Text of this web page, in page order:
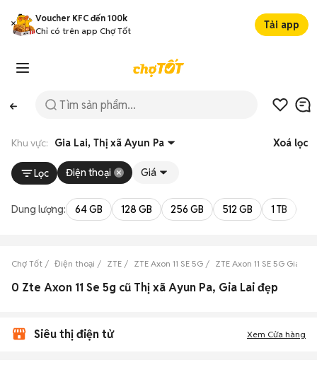
Voucher KFC đến 100k
Chỉ có trên app Chợ Tốt
Tải app
Khu vực: Gia Lai, Thị xã Ayun Pa Xoá lọc
Lọc Điện thoại Giá
Dung lượng: 64 GB 128 GB 256 GB 512 GB 1 TB
Chợ Tốt Điện thoại ZTE ZTE Axon 11 SE 5G ZTE Axon 11 SE 5G Gia Lai
0 Zte Axon 11 Se 5g cũ Thị xã Ayun Pa, Gia Lai đẹp
Siêu thị điện tử Xem Cửa hàng